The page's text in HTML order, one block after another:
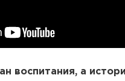
воспитания, а